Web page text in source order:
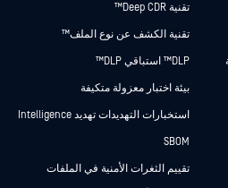
تقنية Deep CDR™
تقنية الكشف عن نوع الملف™
DLP™ استباقي DLP™
بيئة اختبار معزولة متكيفة
استخبارات التهديدات تهديد Intelligence
SBOM
تقييم الثغرات الأمنية في الملفات